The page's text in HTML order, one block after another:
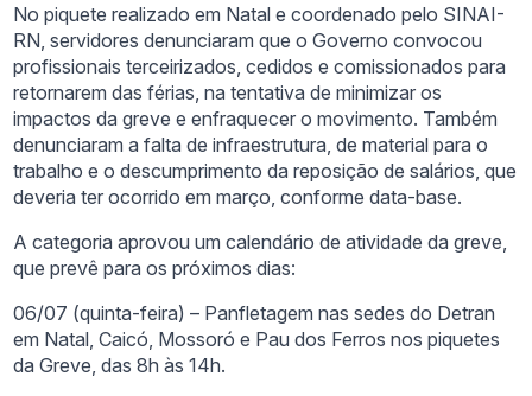
No piquete realizado em Natal e coordenado pelo SINAI-
RN, servidores denunciaram que o Governo convocou
profissionais terceirizados, cedidos e comissionados para
retornarem das férias, na tentativa de minimizar os
impactos da greve e enfraquecer o movimento. Também
denunciaram a falta de infraestrutura, de material para o
trabalho e o descumprimento da reposição de salários, que
deveria ter ocorrido em março, conforme data-base.
A categoria aprovou um calendário de atividade da greve,
que prevê para os próximos dias:
06/07 (quinta-feira) – Panfletagem nas sedes do Detran
em Natal, Caicó, Mossoró e Pau dos Ferros nos piquetes
da Greve, das 8h às 14h.